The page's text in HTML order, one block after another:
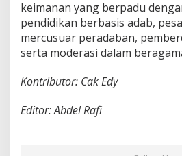
keimanan yang berpadu
pendidikan berbasis adab,
mercusuar peradaban,
serta moderasi dalam
Kontributor: Cak Edy
Editor: Abdel Rafi